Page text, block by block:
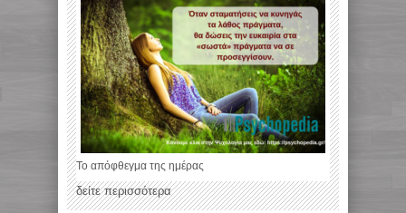
Το απόφθεγμα της ημέρας
δείτε περισσότερα